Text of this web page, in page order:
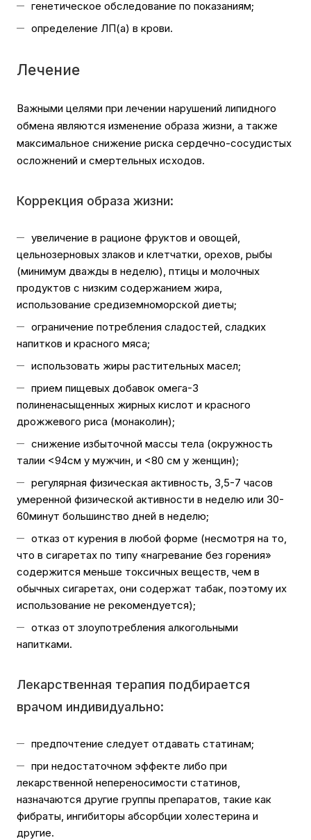
генетическое обследование по показаниям;
определение ЛП(а) в крови.
Лечение
Важными целями при лечении нарушений липидного
обмена являются изменение образа жизни, а также
максимальное снижение риска сердечно-сосудистых
осложнений и смертельных исходов.
Коррекция образа жизни:
увеличение в рационе фруктов и овощей,
цельнозерновых злаков и клетчатки, орехов, рыбы
(минимум дважды в неделю), птицы и молочных
продуктов с низким содержанием жира,
использование средиземноморской диеты;
ограничение потребления сладостей, сладких
напитков и красного мяса;
использовать жиры растительных масел;
прием пищевых добавок омега-3
полиненасыщенных жирных кислот и красного
дрожжевого риса (монаколин);
снижение избыточной массы тела (окружность
талии <94см у мужчин, и <80 см у женщин);
регулярная физическая активность, 3,5-7 часов
умеренной физической активности в неделю или 30-
60минут большинство дней в неделю;
отказ от курения в любой форме (несмотря на то,
что в сигаретах по типу «нагревание без горения»
содержится меньше токсичных веществ, чем в
обычных сигаретах, они содержат табак, поэтому их
использование не рекомендуется);
отказ от злоупотребления алкогольными
напитками.
Лекарственная терапия подбирается
врачом индивидуально:
предпочтение следует отдавать статинам;
при недостаточном эффекте либо при
лекарственной непереносимости статинов,
назначаются другие группы препаратов, такие как
фибраты, ингибиторы абсорбции холестерина и
другие.